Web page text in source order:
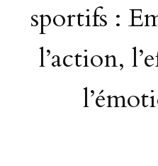
sportifs :
l’action,